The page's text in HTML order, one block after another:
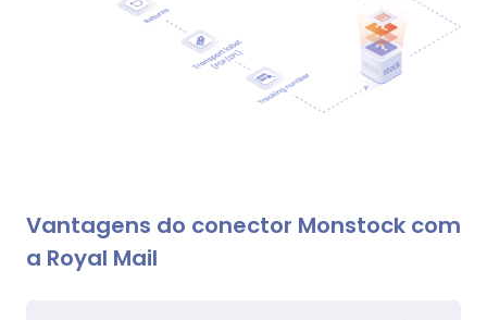
Vantagens do conector Monstock com
a Royal Mail